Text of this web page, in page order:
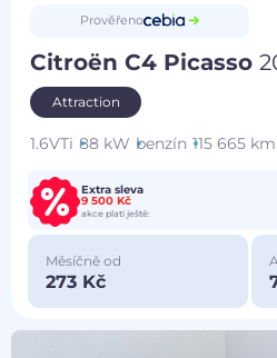
Prověřeno
Citroën C4 Picasso
Attraction
1.6VTi 88 kW benzín 115 665 km
Extra sleva
9 500 Kč
akce platí ještě:
Měsíčně od
273 Kč